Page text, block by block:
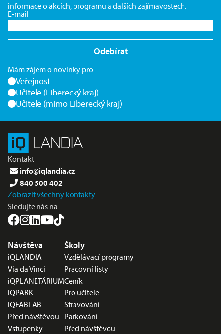
informace o akcích, programu a dalších zajímavostech.
E-mail
Odebírat
Mám zájem o novinky pro
Veřejnost
Učitele (Liberecký kraj)
Učitele (mimo Liberecký kraj)
Kontakt
info@iqlandia.cz
840 500 402
Zobrazit všechny kontakty
Sledujte nás na
Nabídka v zápatí
Návštěva
iQLANDIA
Via da Vinci
iQPLANETÁRIUM
iQPARK
iQFABLAB
Před návštěvou
Vstupenky
Školy
Vzdělávací programy
Pracovní listy
Ceník
Pro učitele
Stravování
Parkování
Před návštěvou